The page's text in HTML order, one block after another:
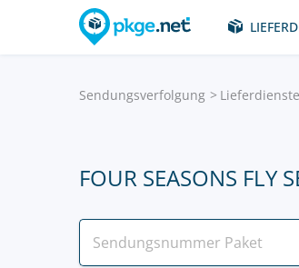
Sendungsverfolgung
FOUR SEASONS FLY